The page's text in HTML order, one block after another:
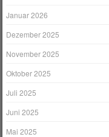
Januar 2026
Dezember 2025
November 2025
Oktober 2025
Juli 2025
Juni 2025
Mai 2025